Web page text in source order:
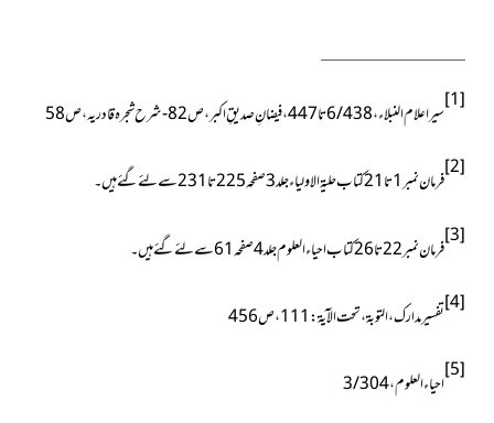
[1] سیر اعلام النبلاء ، 6/438تا447 ، فیضانِ صدیقِ اکبر ، ص82
-شرح شجرہ قادریہ ، ص58
[2] فرمان نمبر1تا 21 کتاب حلیۃ الاولیاء جلد3 صفحہ 225 تا 231 سے لئے گئے ہیں۔
[3] فرمان نمبر22تا 26 کتاب احیاء العلوم جلد4 صفحہ 61 سے لئے گئے ہیں۔
[4] تفسیر مدارک ، التوبۃ ، تحت الآیۃ : 111 ، ص456
[5] احیاء العلوم ، 3/304